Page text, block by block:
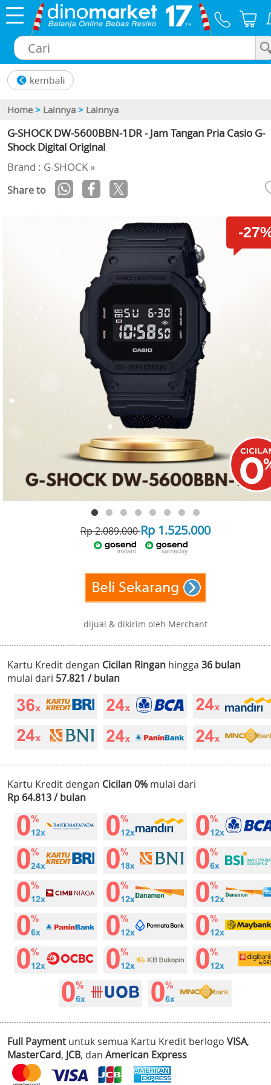
Home > Lainnya > Lainnya
G-SHOCK DW-5600BBN-1DR - Jam Tangan Pria Casio G-
Shock Digital Original
Brand : G-SHOCK »
Share to
-
Rp 2.089.000Rp 1.525.000
dijual & dikirim oleh Merchant
Kartu Kredit dengan Cicilan Ringan hingga 36 bulan
mulai dari 57.821 / bulan
Kartu Kredit dengan Cicilan 0% mulai dari
Rp 64.813 / bulan
Full Payment untuk semua Kartu Kredit berlogo VISA,
MasterCard, JCB, dan American Express